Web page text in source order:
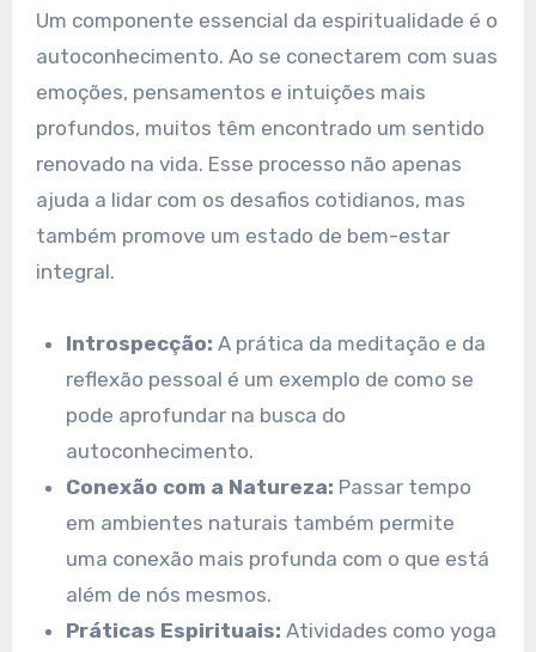
Um componente essencial da espiritualidade é o
autoconhecimento. Ao se conectarem com suas
emoções, pensamentos e intuições mais
profundos, muitos têm encontrado um sentido
renovado na vida. Esse processo não apenas
ajuda a lidar com os desafios cotidianos, mas
também promove um estado de bem-estar
integral.
Introspecção: A prática da meditação e da
reflexão pessoal é um exemplo de como se
pode aprofundar na busca do
autoconhecimento.
Conexão com a Natureza: Passar tempo
em ambientes naturais também permite
uma conexão mais profunda com o que está
além de nós mesmos.
Práticas Espirituais: Atividades como yoga